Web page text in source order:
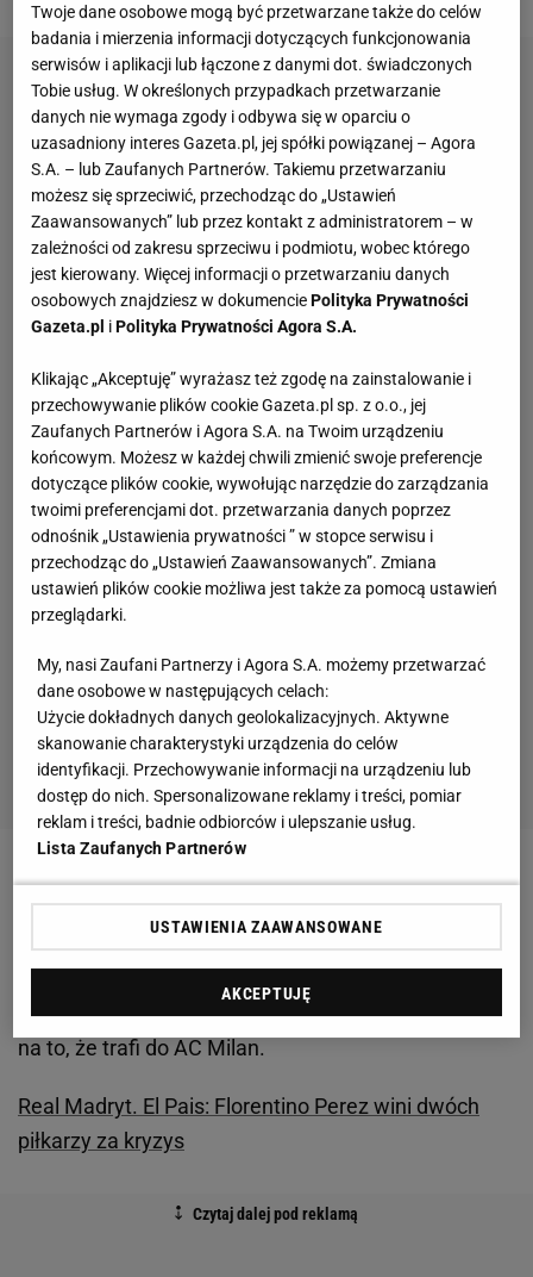
Arsene Wenger w AC Milan?
Francuz w czerwcu zakończył 22-letnią pracę w
Bayernem Monachium, ale coraz więcej wskazuje
na to, że trafi do AC Milan.
Real Madryt. El Pais: Florentino Perez wini dwóch
piłkarzy za kryzys
Twoje dane osobowe mogą być przetwarzane także do celów
badania i mierzenia informacji dotyczących funkcjonowania
serwisów i aplikacji lub łączone z danymi dot. świadczonych
Tobie usług. W określonych przypadkach przetwarzanie
danych nie wymaga zgody i odbywa się w oparciu o
uzasadniony interes Gazeta.pl, jej spółki powiązanej – Agora
S.A. – lub Zaufanych Partnerów. Takiemu przetwarzaniu
możesz się sprzeciwić, przechodząc do „Ustawień
Zaawansowanych” lub przez kontakt z administratorem – w
zależności od zakresu sprzeciwu i podmiotu, wobec którego
jest kierowany. Więcej informacji o przetwarzaniu danych
osobowych znajdziesz w dokumenciePolityka Prywatności
Gazeta.pl iPolityka Prywatności Agora S.A.
Klikając „Akceptuję” wyrażasz też zgodę na zainstalowanie i
przechowywanie plików cookie Gazeta.pl sp. z o.o., jej
Zaufanych Partnerów i Agora S.A. na Twoim urządzeniu
końcowym. Możesz w każdej chwili zmienić swoje preferencje
dotyczące plików cookie, wywołując narzędzie do zarządzania
twoimi preferencjami dot. przetwarzania danych poprzez
odnośnik „Ustawienia prywatności ” w stopce serwisu i
przechodząc do „Ustawień Zaawansowanych”. Zmiana
ustawień plików cookie możliwa jest także za pomocą ustawień
przeglądarki.
My, nasi Zaufani Partnerzy i Agora S.A. możemy przetwarzać
dane osobowe w następujących celach:
Użycie dokładnych danych geolokalizacyjnych. Aktywne
skanowanie charakterystyki urządzenia do celów
identyfikacji. Przechowywanie informacji na urządzeniu lub
dostęp do nich. Spersonalizowane reklamy i treści, pomiar
reklam i treści, badnie odbiorców i ulepszanie usług.
Lista Zaufanych Partnerów
USTAWIENIA ZAAWANSOWANE
AKCEPTUJĘ